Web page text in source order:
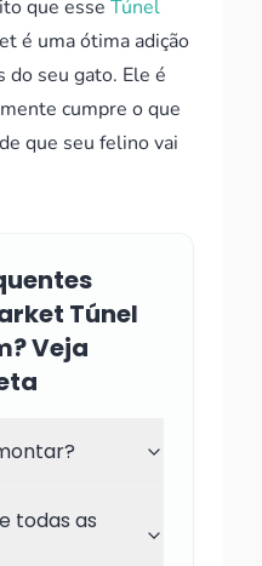
que esse Túnel
é uma ótima adição
do seu gato. Ele é
cumpre o que
que seu felino vai
Túnel
Veja
todas as